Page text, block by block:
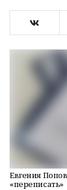
Евгения
«переписать»